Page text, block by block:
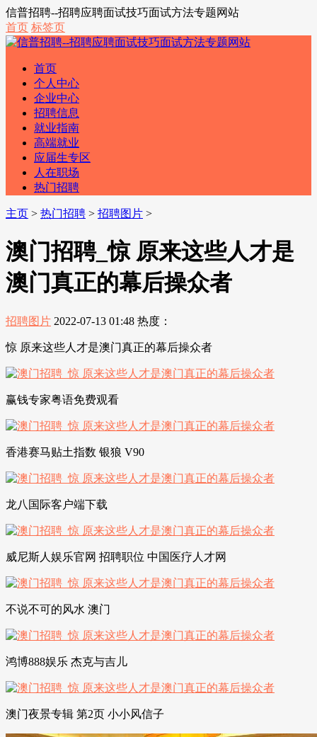
信普招聘--招聘应聘面试技巧面试方法专题网站
首页 标签页
首页
个人中心
企业中心
招聘信息
就业指南
高端就业
应届生专区
人在职场
热门招聘
主页 > 热门招聘 > 招聘图片 >
澳门招聘_惊 原来这些人才是
澳门真正的幕后操众者
招聘图片 2022-07-13 01:48 热度：
惊 原来这些人才是澳门真正的幕后操众者
赢钱专家粤语免费观看
香港赛马贴土指数 银狼 V90
龙八国际客户端下载
威尼斯人娱乐官网 招聘职位 中国医疗人才网
不说不可的风水 澳门
鸿博888娱乐 杰克与吉儿
澳门夜景专辑 第2页 小小风信子